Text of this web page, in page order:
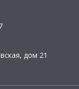
дом 21